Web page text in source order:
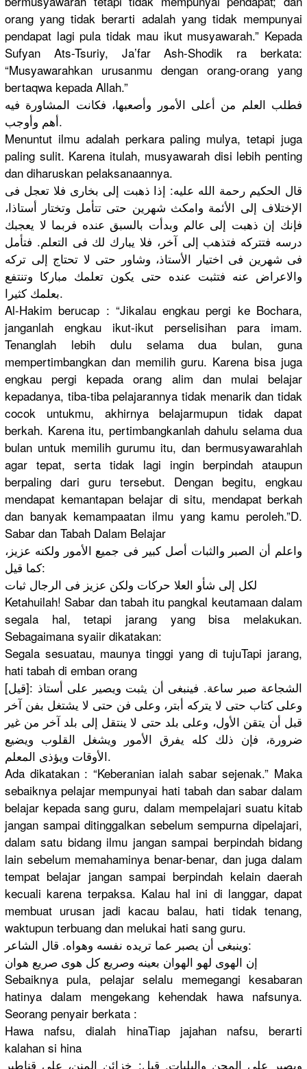
orang yang tidak berarti adalah yang tidak mempunyai
pendapat lagi pula tidak mau ikut musyawarah.” Kepada
Sufyan Ats-Tsuriy, Ja’far Ash-Shodik ra berkata:
“Musyawarahkan urusanmu dengan orang-orang yang
bertaqwa kepada Allah.”
فطلب العلم من أعلى الأمور وأصعبها، فكانت المشاورة فيه
أهم وأوجب.
Menuntut ilmu adalah perkara paling mulya, tetapi juga
paling sulit. Karena itulah, musyawarah disi lebih penting
dan diharuskan pelaksanaannya.
قال الحكيم رحمة الله عليه: إذا ذهبت إلى بخارى فلا تعجل فى
الإختلاف إلى الأئمة وامكث شهرين حتى تتأمل وتختار أستاذا،
فإنك إن ذهبت إلى عالم وبدأت بالسبق عنده فربما لا يعجبك
درسه فتتركه فتذهب إلى آخر، فلا يبارك لك فى التعلم. فتأمل
فى شهرين فى اختيار الأستاذ، وشاور حتى لا تحتاج إلى تركه
والاعراض عنه فتثبت عنده حتى يكون تعلمك مباركا وتنتفع
بعلمك كثيرا.
Al-Hakim berucap : “Jikalau engkau pergi ke Bochara,
janganlah engkau ikut-ikut perselisihan para imam.
Tenanglah lebih dulu selama dua bulan, guna
mempertimbangkan dan memilih guru. Karena bisa juga
engkau pergi kepada orang alim dan mulai belajar
kepadanya, tiba-tiba pelajarannya tidak menarik dan tidak
cocok untukmu, akhirnya belajarmupun tidak dapat
berkah. Karena itu, pertimbangkanlah dahulu selama dua
bulan untuk memilih gurumu itu, dan bermusyawarahlah
agar tepat, serta tidak lagi ingin berpindah ataupun
berpaling dari guru tersebut. Dengan begitu, engkau
mendapat kemantapanbelajar di situ, mendapat berkah
dan banyak kemampaatan ilmu yang kamu peroleh.”D.
Sabar dan Tabah Dalam Belajar
واعلم أن الصبر والثبات أصل كبير فى جميع الأمور ولكنه عزيز،
كما قيل:
لكل إلى شأو العلا حركات ولكن عزيز فى الرجال ثبات
Ketahuilah! Sabar dan tabah itu pangkal keutamaan dalam
segala hal, tetapi jarang yang bisa melakukan.
Sebagaimana syaiir dikatakan:
Segala sesuatau, maunya tinggi yang di tujuTapi jarang,
hati tabah di emban orang
[قيل]: الشجاعة صبر ساعة. فينبغى أن يثبت ويصير على أستاذ
وعلى كتاب حتى لا يتركه أبتر، وعلى فن حتى لا يشتغل بفن آخر
قبل أن يتقن الأول، وعلى بلد حتى لا ينتقل إلى بلد آخر من غير
ضرورة، فإن ذلك كله يفرق الأمور ويشغل القلوب ويضيع
الأوقات ويؤذى المعلم.
Ada dikatakan : “Keberanian ialah sabar sejenak.” Maka
sebaiknya pelajar mempunyai hati tabah dan sabar dalam
belajar kepada sang guru, dalam mempelajari suatu kitab
jangan sampai ditinggalkan sebelum sempurna dipelajari,
dalam satu bidang ilmu jangan sampai berpindah bidang
lain sebelum memahaminya benar-benar, dan juga dalam
tempat belajar jangan sampai berpindah kelain daerah
kecuali karena terpaksa. Kalau hal ini di langgar, dapat
membuat urusan jadi kacau balau, hati tidak tenang,
waktupun terbuang dan melukai hati sang guru.
وينبغى أن يصبر عما تريده نفسه وهواه. قال الشاعر:
إن الهوى لهو الهوان بعينه وصريع كل هوى صريع هوان
Sebaiknya pula, pelajar selalu memegangi kesabaran
hatinya dalam mengekang kehendak hawa nafsunya.
Seorang penyair berkata :
Hawa nafsu, dialah hinaTiap jajahan nafsu, berarti
kalahan si hina
ويصير على المحن والبليات. قيل: خزائن المنن، على قناطير